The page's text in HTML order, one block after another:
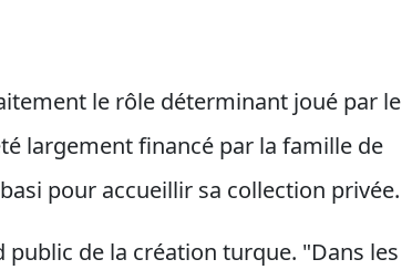
le rôle déterminant joué par le
largement financé par la famille de
pour accueillir sa collection privée.
de la création turque. "Dans les